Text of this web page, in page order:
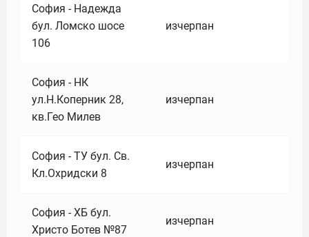
София - Надежда
бул. Ломско шосе
106
изчерпан
София - НК
ул.Н.Коперник 28,
кв.Гео Милев
изчерпан
София - ТУ бул. Св.
Кл.Охридски 8
изчерпан
София - ХБ бул.
Христо Ботев №87
изчерпан